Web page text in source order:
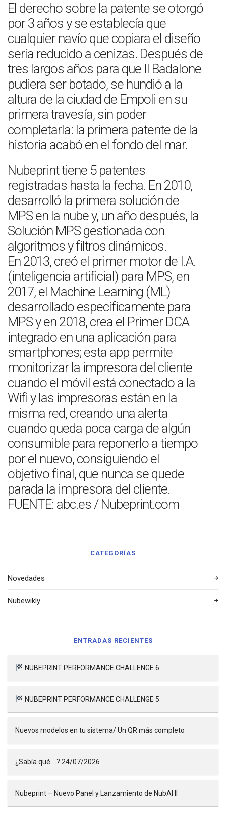
El derecho sobre la patente se otorgó
por 3 años y se establecía que
cualquier navío que copiara el diseño
sería reducido a cenizas. Después de
tres largos años para que Il Badalone
pudiera ser botado, se hundió a la
altura de la ciudad de Empoli en su
primera travesía, sin poder
completarla: la primera patente de la
historia acabó en el fondo del mar.
Nubeprint tiene 5 patentes
registradas hasta la fecha. En 2010,
desarrolló la primera solución de
MPS en la nube y, un año después, la
Solución MPS gestionada con
algoritmos y filtros dinámicos.
En 2013, creó el primer motor de I.A.
(inteligencia artificial) para MPS, en
2017, el Machine Learning (ML)
desarrollado específicamente para
MPS y en 2018, crea el Primer DCA
integrado en una aplicación para
smartphones; esta app permite
monitorizar la impresora del cliente
cuando el móvil está conectado a la
Wifi y las impresoras están en la
misma red, creando una alerta
cuando queda poca carga de algún
consumible para reponerlo a tiempo
por el nuevo, consiguiendo el
objetivo final, que nunca se quede
parada la impresora del cliente.
FUENTE: abc.es / Nubeprint.com
CATEGORÍAS
Novedades
Nubewikly
ENTRADAS RECIENTES
NUBEPRINT PERFORMANCE CHALLENGE 6
NUBEPRINT PERFORMANCE CHALLENGE 5
Nuevos modelos en tu sistema/ Un QR más completo
¿Sabía qué …? 24/07/2026
Nubeprint – Nuevo Panel y Lanzamiento de NubAI II